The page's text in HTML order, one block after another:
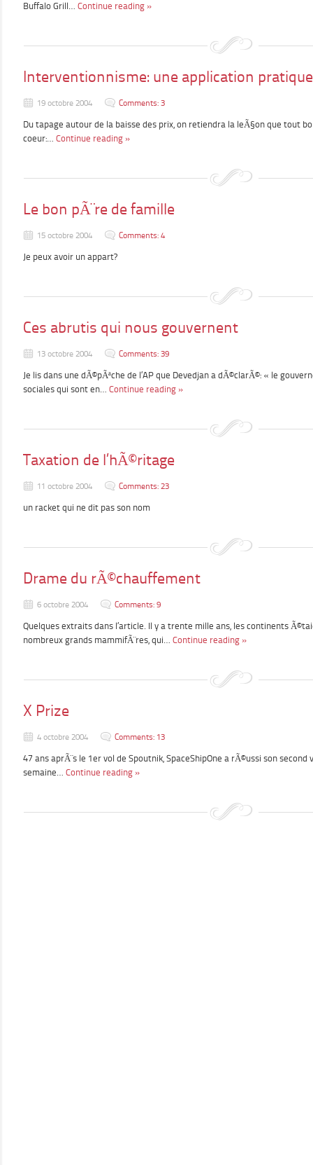
Buffalo Grill… Continue reading »
Interventionnisme: une application pratique
19 octobre 2004 Comments: 3
Du tapage autour de la baisse des prix, on retiendra la leÃ§on que tout
coeur:… Continue reading »
Le bon pÃ¨re de famille
15 octobre 2004 Comments: 4
Je peux avoir un appart?
Ces abrutis qui nous gouvernent
13 octobre 2004 Comments: 39
Je lis dans une dÃ©pÃªche de l’AP que Devedjan a dÃ©clarÃ©: « le
sociales qui sont en… Continue reading »
Taxation de l’hÃ©ritage
11 octobre 2004 Comments: 23
un racket qui ne dit pas son nom
Drame du rÃ©chauffement
6 octobre 2004 Comments: 9
Quelques extraits dans l’article. Il y a trente mille ans, les continents
nombreux grands mammifÃ¨res, qui… Continue reading »
X Prize
4 octobre 2004 Comments: 13
47 ans aprÃ¨s le 1er vol de Spoutnik, SpaceShipOne a rÃ©ussi son second
semaine… Continue reading »